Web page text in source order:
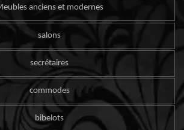
anciens et modernes
salons
secrétaires
commodes
bibelots